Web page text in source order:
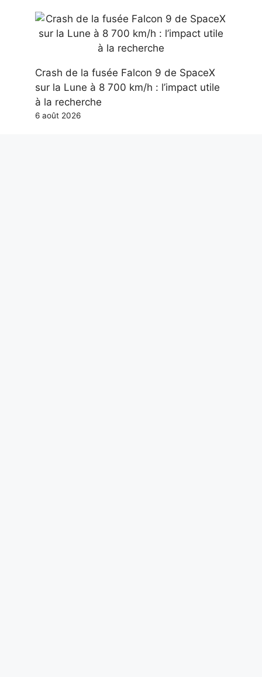
Crash de la fusée Falcon 9 de SpaceX
sur la Lune à 8 700 km/h : l’impact utile
à la recherche
6 août 2026